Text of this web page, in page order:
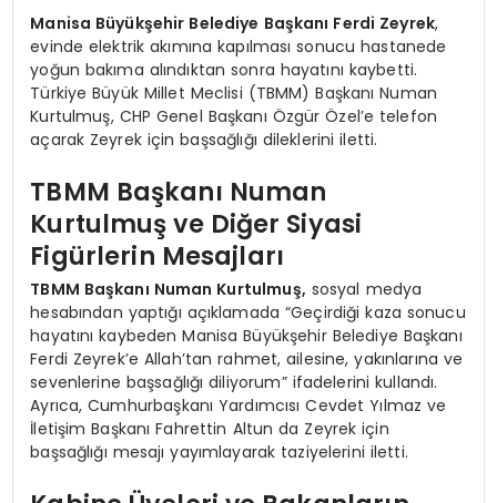
Manisa Büyükşehir Belediye Başkanı Ferdi Zeyrek,
evinde elektrik akımına kapılması sonucu hastanede
yoğun bakıma alındıktan sonra hayatını kaybetti.
Türkiye Büyük Millet Meclisi (TBMM) Başkanı Numan
Kurtulmuş, CHP Genel Başkanı Özgür Özel’e telefon
açarak Zeyrek için başsağlığı dileklerini iletti.
TBMM Başkanı Numan
Kurtulmuş ve Diğer Siyasi
Figürlerin Mesajları
TBMM Başkanı Numan Kurtulmuş, sosyal medya
hesabından yaptığı açıklamada “Geçirdiği kaza sonucu
hayatını kaybeden Manisa Büyükşehir Belediye Başkanı
Ferdi Zeyrek’e Allah’tan rahmet, ailesine, yakınlarına ve
sevenlerine başsağlığı diliyorum” ifadelerini kullandı.
Ayrıca, Cumhurbaşkanı Yardımcısı Cevdet Yılmaz ve
İletişim Başkanı Fahrettin Altun da Zeyrek için
başsağlığı mesajı yayımlayarak taziyelerini iletti.